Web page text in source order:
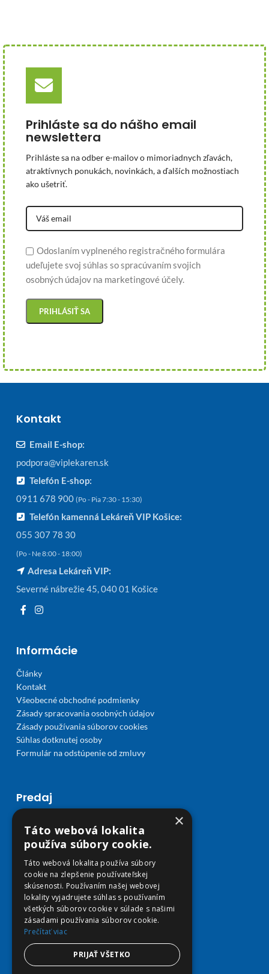
Prihláste sa do nášho email
newslettera
Prihláste sa na odber e-mailov o mimoriadnych zľavách,
atraktívnych ponukách, novinkách, a ďalších možnostiach
ako ušetriť.
Odoslaním vyplneného registračného formulára
udeľujete svoj súhlas so spracúvaním svojich
osobných údajov na marketingové účely.
Kontakt
Email E-shop:
podpora@viplekaren.sk
Telefón E-shop:
0911 678 900 (Po - Pia 7:30 - 15:30)
Telefón kamenná Lekáreň VIP Košice:
055 307 78 30
(Po - Ne 8:00 - 18:00)
Adresa Lekáreň VIP:
Severné nábrežie 45, 040 01 Košice
Informácie
Články
Kontakt
Všeobecné obchodné podmienky
Zásady spracovania osobných údajov
Zásady používania súborov cookies
Súhlas dotknutej osoby
Formulár na odstúpenie od zmluvy
Predaj
Obľúbené
Košík
Doprava a platba
×
Táto webová lokalita
používa súbory cookie.
Táto webová lokalita používa súbory
cookie na zlepšenie používateľskej
skúsenosti. Používaním našej webovej
lokality vyjadrujete súhlas s používaním
všetkých súborov cookie v súlade s našimi
zásadami používania súborov cookie.
Prečítať viac
PRIJAŤ VŠETKO